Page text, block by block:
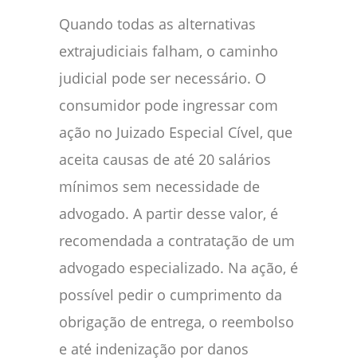
Quando todas as alternativas
extrajudiciais falham, o caminho
judicial pode ser necessário. O
consumidor pode ingressar com
ação no Juizado Especial Cível, que
aceita causas de até 20 salários
mínimos sem necessidade de
advogado. A partir desse valor, é
recomendada a contratação de um
advogado especializado. Na ação, é
possível pedir o cumprimento da
obrigação de entrega, o reembolso
e até indenização por danos